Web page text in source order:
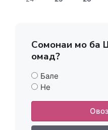
Сомонаи мо ба
омад?
Бале
Не